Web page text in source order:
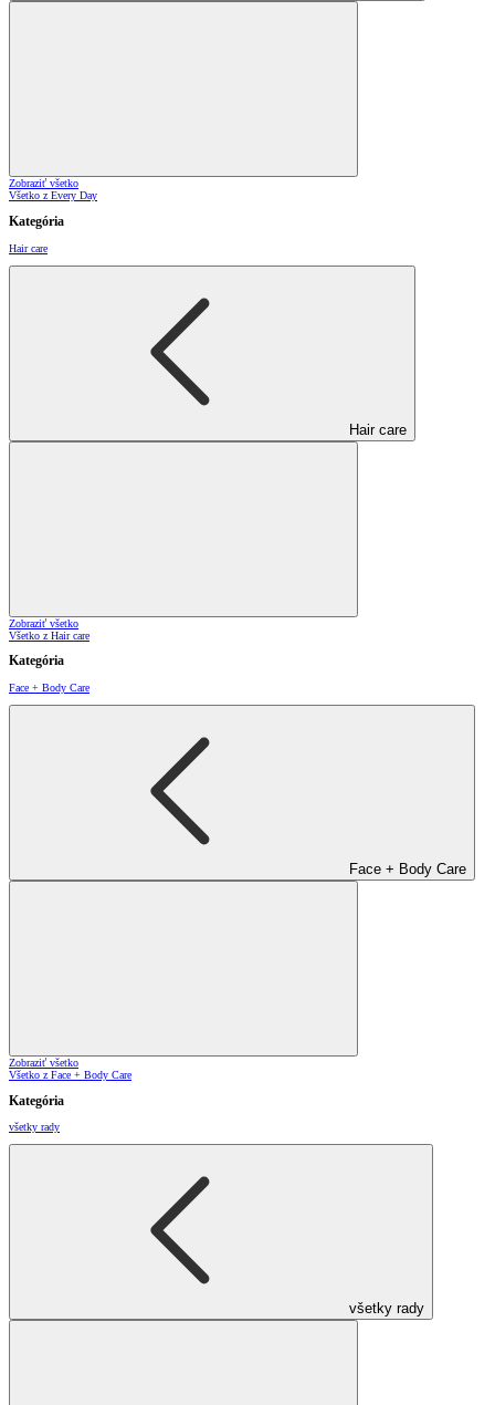
Zobraziť všetko
Všetko z Every Day
Kategória
Hair care
Hair care
Zobraziť všetko
Všetko z Hair care
Kategória
Face + Body Care
Face + Body Care
Zobraziť všetko
Všetko z Face + Body Care
Kategória
všetky rady
všetky rady